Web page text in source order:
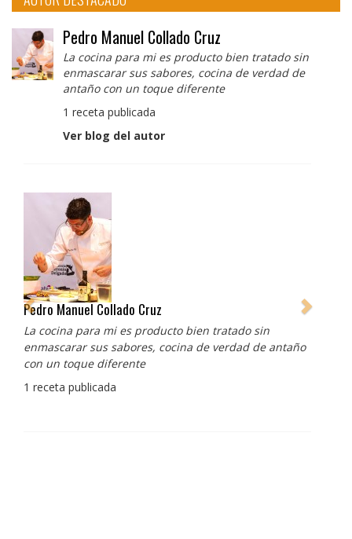
Pedro Manuel Collado Cruz
La cocina para mi es producto bien tratado sin
enmascarar sus sabores, cocina de verdad de
antaño con un toque diferente
1 receta publicada
Ver blog del autor
Pedro Manuel Collado Cruz
La cocina para mi es producto bien tratado sin
enmascarar sus sabores, cocina de verdad de antaño
con un toque diferente
1 receta publicada